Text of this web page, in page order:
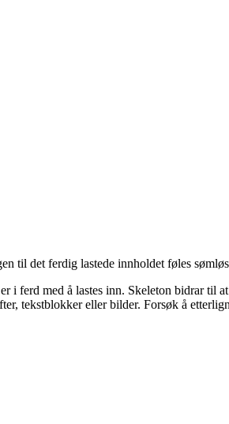
til det ferdig lastede innholdet føles
i ferd med å lastes inn. Skeleton bidrar
tekstblokker eller bilder. Forsøk å